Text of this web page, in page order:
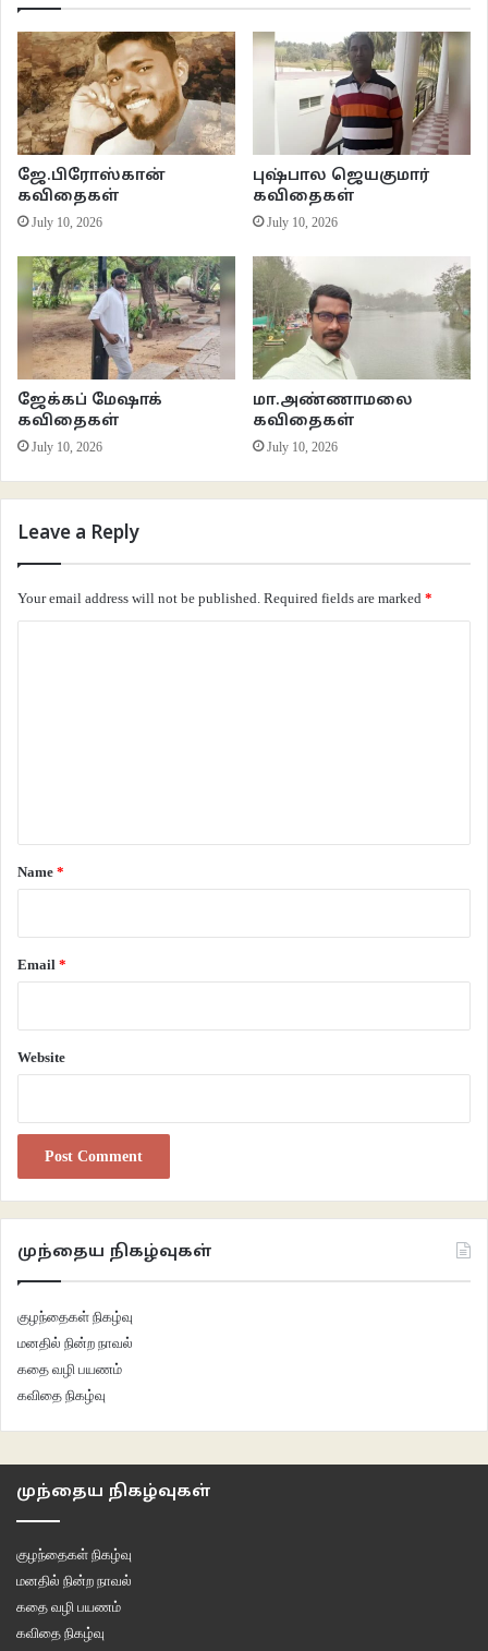
ஜே.பிரோஸ்கான்
கவிதைகள்
July 10, 2026
புஷ்பால ஜெயகுமார்
கவிதைகள்
July 10, 2026
ஜேக்கப் மேஷாக்
கவிதைகள்
July 10, 2026
மா.அண்ணாமலை
கவிதைகள்
July 10, 2026
Leave a Reply
Your email address will not be published. Required fields are marked *
*
Name *
Email *
Website
முந்தைய நிகழ்வுகள்
குழந்தைகள் நிகழ்வு
மனதில் நின்ற நாவல்
கதை வழி பயணம்
கவிதை நிகழ்வு
முந்தைய நிகழ்வுகள்
குழந்தைகள் நிகழ்வு
மனதில் நின்ற நாவல்
கதை வழி பயணம்
கவிதை நிகழ்வு